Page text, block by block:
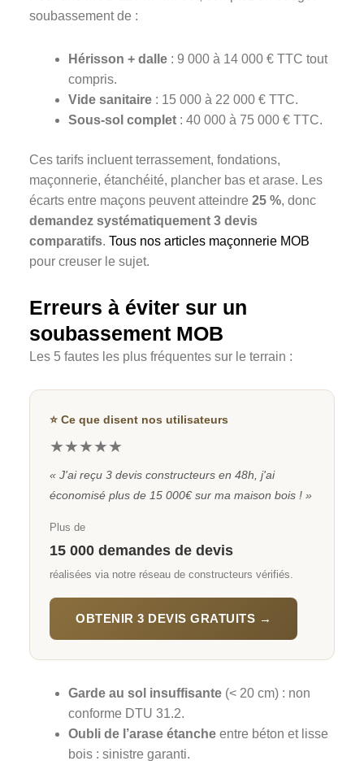
soubassement de :
Hérisson + dalle : 9 000 à 14 000 € TTC tout
compris.
Vide sanitaire : 15 000 à 22 000 € TTC.
Sous-sol complet : 40 000 à 75 000 € TTC.
Ces tarifs incluent terrassement, fondations,
maçonnerie, étanchéité, plancher bas et arase. Les
écarts entre maçons peuvent atteindre 25 %, donc
demandez systématiquement 3 devis
comparatifs. Tous nos articles maçonnerie MOB
pour creuser le sujet.
Erreurs à éviter sur un
soubassement MOB
Les 5 fautes les plus fréquentes sur le terrain :
⭐ Ce que disent nos utilisateurs
★★★★★
« J'ai reçu 3 devis constructeurs en 48h, j'ai
économisé plus de 15 000€ sur ma maison bois ! »
Plus de
15 000 demandes de devis
réalisées via notre réseau de constructeurs vérifiés.
OBTENIR 3 DEVIS GRATUITS →
Garde au sol insuffisante (< 20 cm) : non
conforme DTU 31.2.
Oubli de l’arase étanche entre béton et lisse
bois : sinistre garanti.